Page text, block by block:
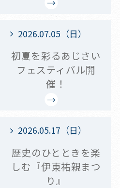
2026.07.05（日）
初夏を彩るあじさい
フェスティバル開
催！
2026.05.17（日）
歴史のひとときを楽
しむ『伊東祐親まつ
り』